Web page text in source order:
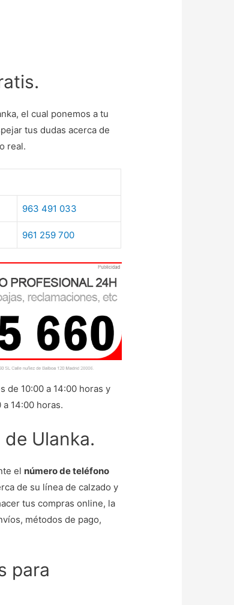
el cual ponemos a tu
tus dudas acerca de
real.
963 491 033
961 259 700
de 10:00 a 14:00 horas y
14:00 horas.
Ulanka.
el número de teléfono
de su línea de calzado y
tus compras online, la
métodos de pago,
para